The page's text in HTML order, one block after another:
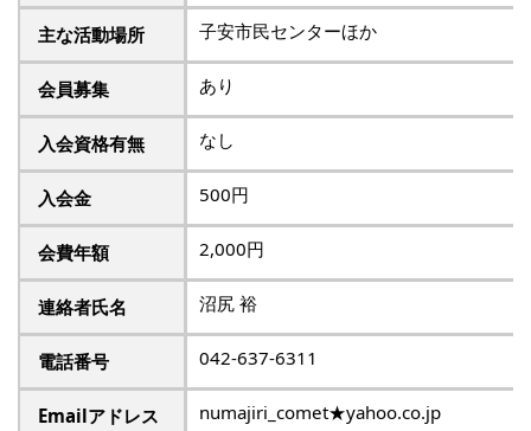
主な活動場所 子安市民センターほか
会員募集 あり
入会資格有無 なし
入会金 500円
会費年額 2,000円
連絡者氏名 沼尻 裕
電話番号 042-637-6311
Emailアドレス
numajiri_comet★yahoo.co.jp